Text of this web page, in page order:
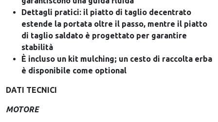
Dettagli pratici: il piatto di taglio decentrato
estende la portata oltre il passo, mentre il piatto
di taglio saldato è progettato per garantire
stabilità
È incluso un kit mulching; un cesto di raccolta erba
è disponibile come optional
DATI TECNICI
MOTORE